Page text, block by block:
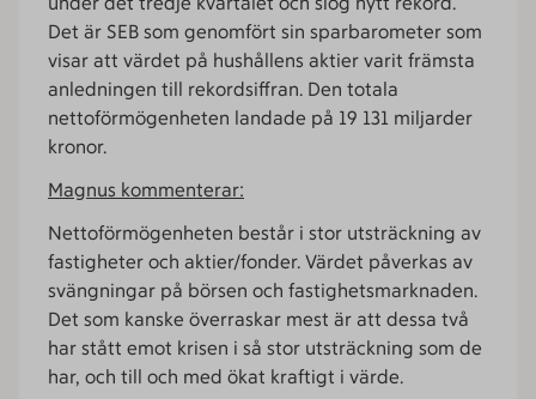
Det är SEB som genomfört sin sparbarometer som
visar att värdet på hushållens aktier varit främsta
anledningen till rekordsiffran. Den totala
nettoförmögenheten landade på 19 131 miljarder
kronor.
Magnus kommenterar:
Nettoförmögenheten består i stor utsträckning av
fastigheter och aktier/fonder. Värdet påverkas av
svängningar på börsen och fastighetsmarknaden.
Det som kanske överraskar mest är att dessa två
har stått emot krisen i så stor utsträckning som de
har, och till och med ökat kraftigt i värde.